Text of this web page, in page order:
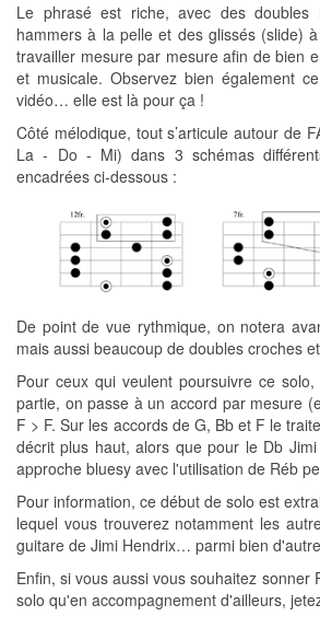
Le phrasé est riche, avec des
hammers à la pelle et des glissés (slide)
travailler mesure par mesure afin de bien
et musicale. Observez bien également
vidéo… elle est là pour ça !
Côté mélodique, tout s’articule autour de
La - Do - Mi) dans 3 schémas
encadrées ci-dessous :
De point de vue rythmique, on notera
mais aussi beaucoup de doubles croches
Pour ceux qui veulent poursuivre ce
partie, on passe à un accord par mesure
F > F. Sur les accords de G, Bb et F le
décrit plus haut, alors que pour le Db
approche bluesy avec l'utilisation de Réb
Pour information, ce début de solo est
lequel vous trouverez notamment les
guitare de Jimi Hendrix… parmi bien
Enfin, si vous aussi vous souhaitez sonner
solo qu'en accompagnement d'ailleurs,